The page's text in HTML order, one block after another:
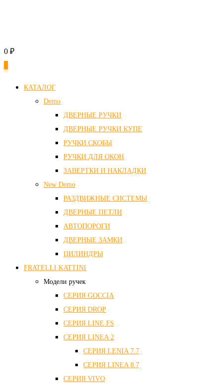
0 ₽
КАТАЛОГ
Demo
ДВЕРНЫЕ РУЧКИ
ДВЕРНЫЕ РУЧКИ КУПЕ
РУЧКИ СКОБЫ
РУЧКИ ДЛЯ ОКОН
ЗАВЕРТКИ И НАКЛАДКИ
New Demo
РАЗДВИЖНЫЕ СИСТЕМЫ
ДВЕРНЫЕ ПЕТЛИ
АВТОПОРОГИ
ДВЕРНЫЕ ЗАМКИ
ЦИЛИНДРЫ
FRATELLI KATTINI
Модели ручек
СЕРИЯ GOCCIA
СЕРИЯ DROP
СЕРИЯ LINE FS
СЕРИЯ LINEA 2
СЕРИЯ LENIA 7.7
СЕРИЯ LINEA 8.7
СЕРИЯ VIVO